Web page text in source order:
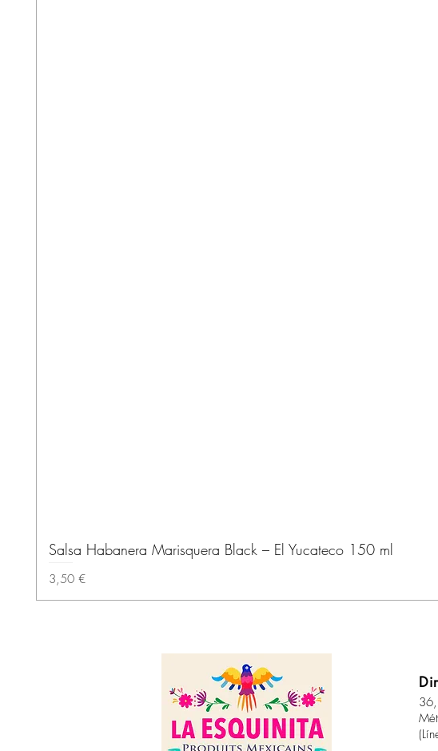
Salsa Habanera Marisquera Black – El Yucateco 150 ml
Precio
3,50 €